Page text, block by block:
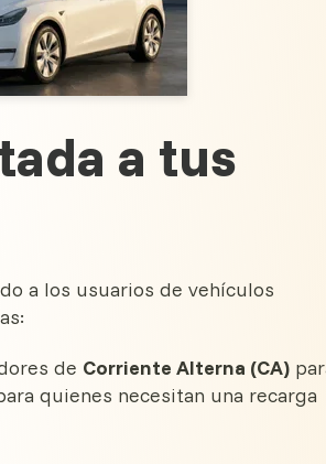
a tus
a los usuarios de vehículos
de Corriente Alterna (CA)
quienes necesitan una recarga